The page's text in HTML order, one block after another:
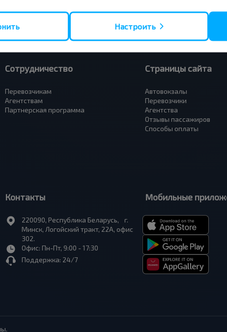
Варшава - Минск
Минск - Варшава
Сотрудничество
Перевозчикам
Агентствам
Партнерская программа
Страницы сайта
Автовокзалы
Перевозчики
Агентства
Отзывы пассажиров
Способы оплаты
Контакты
220090, Республика Беларусь, г.
Минск, Логойский тракт, 22А, офис
302.
Офис: Пн-Пт, 9:00 - 17:30
Поддержка: 24/7
Мобильные
Настроить